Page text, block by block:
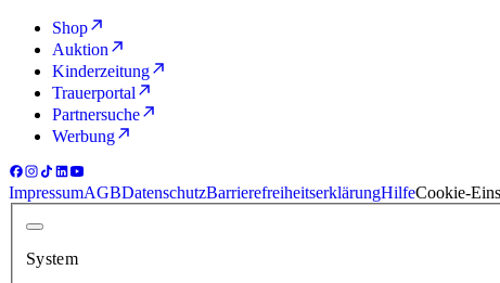
Shop
Auktion
Kinderzeitung
Trauerportal
Partnersuche
Werbung
ImpressumAGBDatenschutzBarrierefreiheitserklärungHilfeCookie-
System